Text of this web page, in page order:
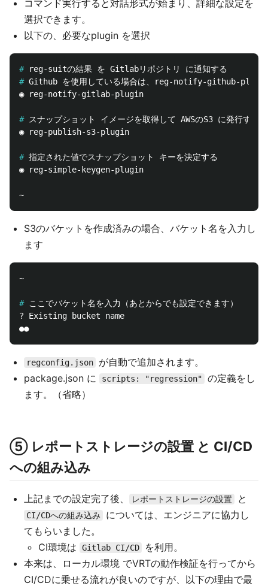
コマンド実行すると対話形式が始まり、詳細な設定を
選択できます。
以下の、必要なplugin を選択
#
#
◉ reg-notify-gitlab-plugin
#
◉ reg-publish-s3-plugin
#
◉ reg-simple-keygen-plugin
S3のバケットを作成済みの場合、バケット名を入力し
ます
~
#
? Existing bucket name
regconfig.json
が自動で追加されます。
package.json に
scripts: "regression"
の定義をし
ます。（省略）
⑤ レポートストレージの設置 と CI/CD
への組み込み
上記までの設定完了後、 レポートストレージの設置 と
CI/CDへの組み込み
については、エンジニアに協力し
てもらいました。
CI環境は
Gitlab CI/CD
を利用。
本来は、ローカル環境 でVRTの動作検証を行ってから
CI/CDに乗せる流れが良いのですが、以下の理由で最